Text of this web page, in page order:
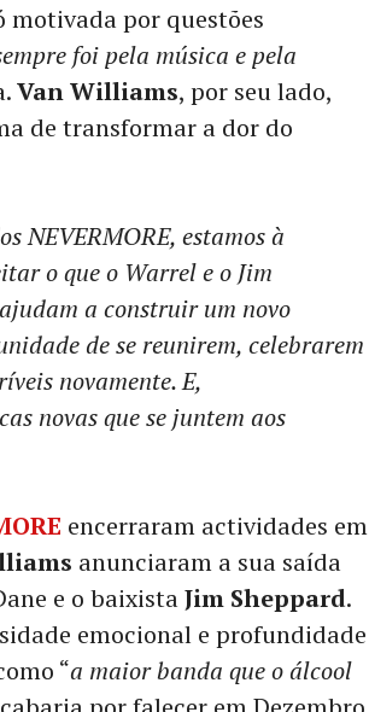
motivada por questões
foi pela música e pela
Van Williams, por seu lado,
de transformar a dor do
NEVERMORE, estamos à
o que o Warrel e o Jim
a construir um novo
de se reunirem, celebrarem
novamente. E,
novas que se juntem aos
encerraram actividades em
anunciaram a sua saída
e o baixistaJim Sheppard.
emocional e profundidade
“a maior banda que o álcool